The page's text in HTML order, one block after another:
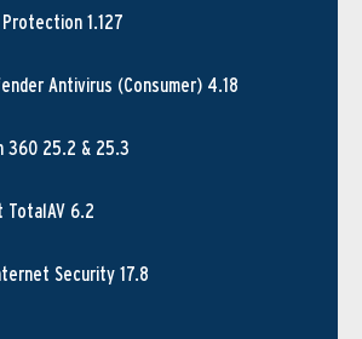
1.127
Antivirus (Consumer) 4.18
360 25.2 & 25.3
6.2
Security 17.8